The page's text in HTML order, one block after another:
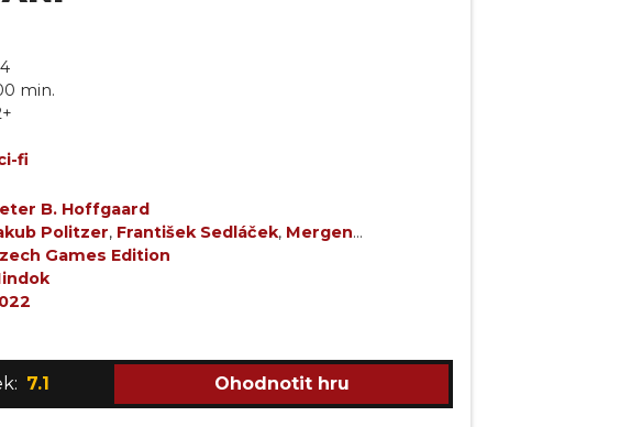
min.
fi
B. Hoffgaard
Politzer, František Sedláček, Mergen
,Jiří Mikovec
Games Edition
7.1 Ohodnotit hru